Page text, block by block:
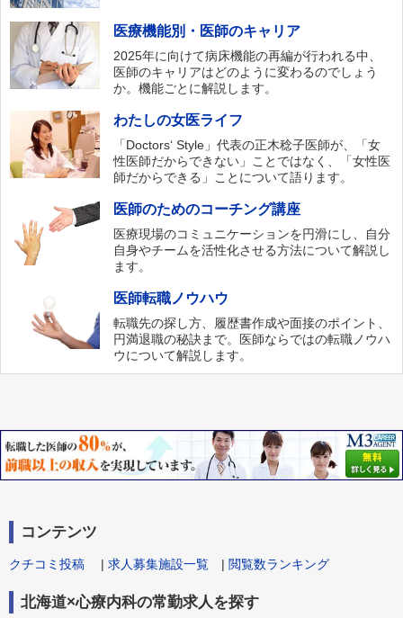
医療機能別・医師のキャリア
2025年に向けて病床機能の再編が行われる中、
医師のキャリアはどのように変わるのでしょう
か。機能ごとに解説します。
わたしの女医ライフ
「Doctors‘ Style」代表の正木稔子医師が、「女
性医師だからできない」ことではなく、「女性医
師だからできる」ことについて語ります。
医師のためのコーチング講座
医療現場のコミュニケーションを円滑にし、自分
自身やチームを活性化させる方法について解説し
ます。
医師転職ノウハウ
転職先の探し方、履歴書作成や面接のポイント、
円満退職の秘訣まで。医師ならではの転職ノウハ
ウについて解説します。
コンテンツ
クチコミ投稿 | 求人募集施設一覧 | 閲覧数ランキング
北海道×心療内科の常勤求人を探す